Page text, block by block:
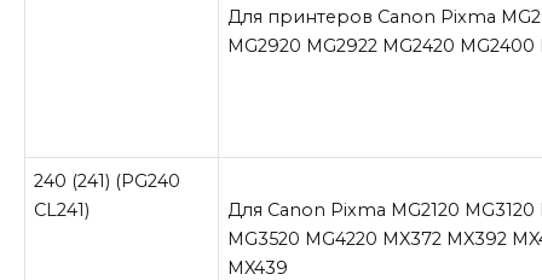
Для принтеров Canon Pixma
MG2920 MG2922 MG2420 MG2400
240 (241) (PG240
CL241)
Для Canon Pixma MG2120 MG3120
MG3520 MG4220 MX372 MX392
MX439